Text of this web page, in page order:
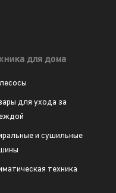
для дома
для ухода за
и сушильные
техника